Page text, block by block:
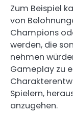
Zum Beispiel
von
Champions
werden, die
nehmen
Gameplay zu
Spielern,
anzugehen.